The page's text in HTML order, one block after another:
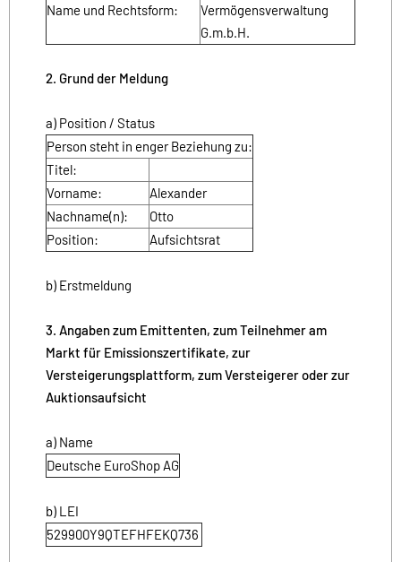
Name und Rechtsform:
Vermögensverwaltung
G.m.b.H.
2. Grund der Meldung
a) Position / Status
Person steht in enger Beziehung zu:
Titel:
Vorname:
Alexander
Nachname(n):
Otto
Position:
Aufsichtsrat
b) Erstmeldung
3. Angaben zum Emittenten, zum Teilnehmer am
Markt für Emissionszertifikate, zur
Versteigerungsplattform, zum Versteigerer oder zur
Auktionsaufsicht
a) Name
Deutsche EuroShop AG
b) LEI
529900Y9QTEFHFEKQ736